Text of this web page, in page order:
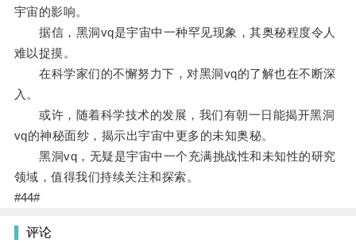
宇宙的影响。
据信，黑洞vq是宇宙中一种罕见现象，其奥秘程度令人
难以捉摸。
在科学家们的不懈努力下，对黑洞vq的了解也在不断深
入。
或许，随着科学技术的发展，我们有朝一日能揭开黑洞
vq的神秘面纱，揭示出宇宙中更多的未知奥秘。
黑洞vq，无疑是宇宙中一个充满挑战性和未知性的研究
领域，值得我们持续关注和探索。
#44#
评论